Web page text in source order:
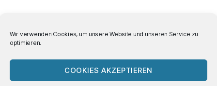
Wir verwenden Cookies, um unsere Website und unseren Service zu
optimieren.
COOKIES AKZEPTIEREN
Eintrags-Feed
Kommentar-Feed
WordPress.org